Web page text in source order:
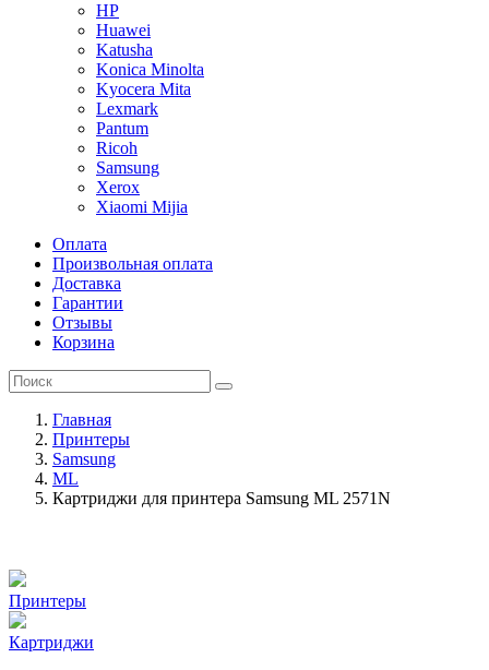
HP
Huawei
Katusha
Konica Minolta
Kyocera Mita
Lexmark
Pantum
Ricoh
Samsung
Xerox
Xiaomi Mijia
Оплата
Произвольная оплата
Доставка
Гарантии
Отзывы
Корзина
Главная
Принтеры
Samsung
ML
Картриджи для принтера Samsung ML 2571N
Принтеры
Картриджи